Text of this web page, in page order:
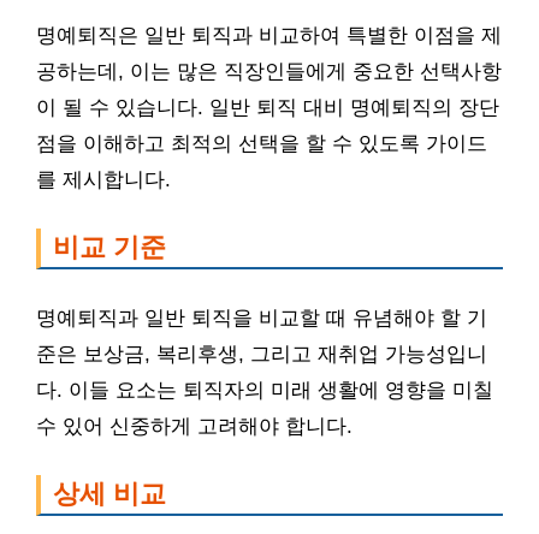
명예퇴직은 일반 퇴직과 비교하여 특별한 이점을 제
공하는데, 이는 많은 직장인들에게 중요한 선택사항
이 될 수 있습니다. 일반 퇴직 대비 명예퇴직의 장단
점을 이해하고 최적의 선택을 할 수 있도록 가이드
를 제시합니다.
비교 기준
명예퇴직과 일반 퇴직을 비교할 때 유념해야 할 기
준은 보상금, 복리후생, 그리고 재취업 가능성입니
다. 이들 요소는 퇴직자의 미래 생활에 영향을 미칠
수 있어 신중하게 고려해야 합니다.
상세 비교